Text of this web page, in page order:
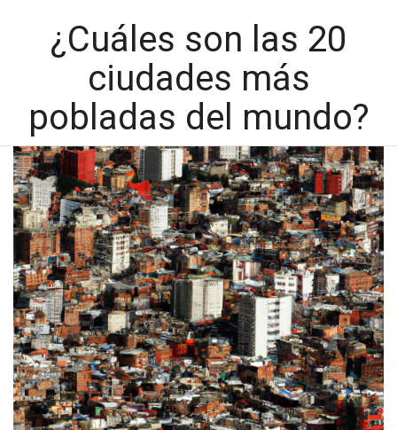
¿Cuáles son las 20
ciudades más
pobladas del mundo?